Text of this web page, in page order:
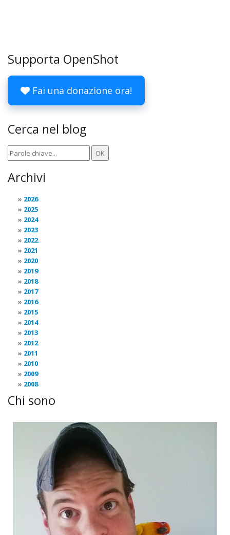
Supporta OpenShot
Fai una donazione ora!
Cerca nel blog
Archivi
2026
2025
2024
2023
2022
2021
2020
2019
2018
2017
2016
2015
2014
2013
2012
2011
2010
2009
2008
Chi sono